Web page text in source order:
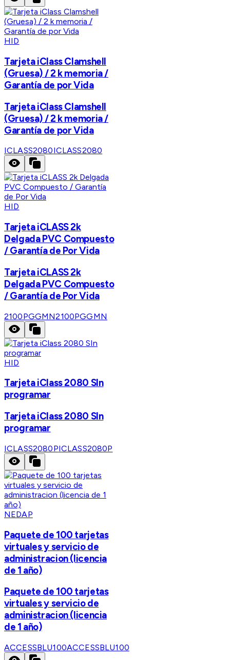
HID
Tarjeta iClass Clamshell
(Gruesa) / 2 k memoria /
Garantía de por Vida
Tarjeta iClass Clamshell
(Gruesa) / 2 k memoria /
Garantía de por Vida
ICLASS2080ICLASS2080
HID
Tarjeta iCLASS 2k
Delgada PVC Compuesto
/ Garantía de Por Vida
Tarjeta iCLASS 2k
Delgada PVC Compuesto
/ Garantía de Por Vida
2100PGGMN2100PGGMN
HID
Tarjeta iClass 2080 SIn
programar
Tarjeta iClass 2080 SIn
programar
ICLASS2080PICLASS2080P
NEDAP
Paquete de 100 tarjetas
virtuales y servicio de
administracion (licencia
de 1 año)
Paquete de 100 tarjetas
virtuales y servicio de
administracion (licencia
de 1 año)
ACCESSBLU100ACCESSBLU100